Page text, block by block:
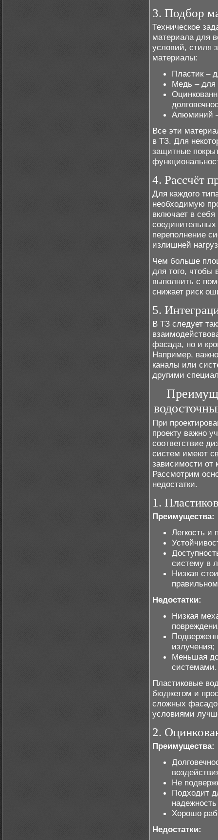
3. Подбор
Техническое
материала для
условий, стиля
материалы:
Пластик –
Медь – для
Алюминий –
Все эти
в ТЗ. Для
защитные
4. Рассчёт
Для каждого
необходимую
включает в
переполнение
излишней
Чем больше
для того, чтобы
выполнить с
снижает риск
5.
В ТЗ следует
фасада, но и
Например,
каналы или
другими
При
проекту важно
соответствие
систем имеют
зависимости от
Рассмотрим
недостатки.
1.
Преимущества:
Легкость и
систему в
Низкая
Недостатки:
Низкая
излучения;
Меньшая
системами.
Пластиковые
бюджетом и
сложных
условиями
2.
Преимущества:
Не
Подходит
Хорошо
Недостатки: